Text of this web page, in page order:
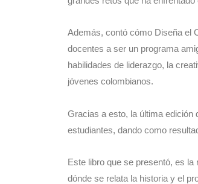
Además, contó cómo Diseña el
docentes a ser un programa
habilidades de liderazgo, la
jóvenes colombianos.
Gracias a esto, la última edición
estudiantes, dando como
Este libro que se presentó, es
dónde se relata la historia y el